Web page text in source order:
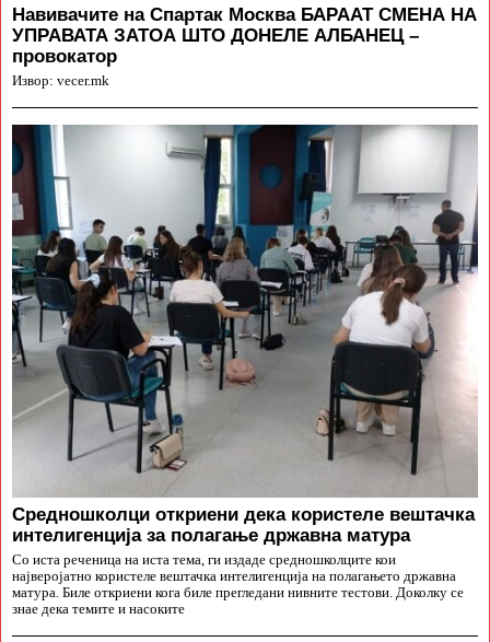
Навивачите на Спартак Москва БАРААТ СМЕНА НА
УПРАВАТА ЗАТОА ШТО ДОНЕЛЕ АЛБАНЕЦ –
провокатор
Извор: vecer.mk
Средношколци откриени дека користеле вештачка
интелигенција за полагање државна матура
Со иста реченица на иста тема, ги издаде средношколците кои
најверојатно користеле вештачка интелигенција на полагањето државна
матура. Биле откриени кога биле прегледани нивните тестови. Доколку се
знае дека темите и насоките